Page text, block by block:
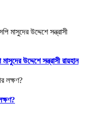
উদ্দেশে সন্ত্রাসী রায়হান